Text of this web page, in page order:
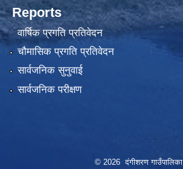
Reports
वार्षिक प्रगति प्रतिवेदन
चौमासिक प्रगति प्रतिवेदन
सार्वजनिक सुनुवाई
सार्वजनिक परीक्षण
© 2026 दंगीशरण गाउँपालिका